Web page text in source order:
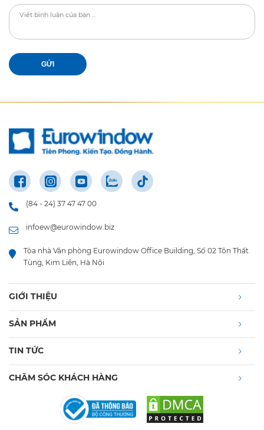
GỬI
(84 - 24) 37 47 47 00
infoew@eurowindow.biz
Tòa nhà Văn phòng Eurowindow Office Building, Số 02 Tôn Thất
Tùng, Kim Liên, Hà Nội
GIỚI THIỆU
SẢN PHẨM
TIN TỨC
CHĂM SÓC KHÁCH HÀNG